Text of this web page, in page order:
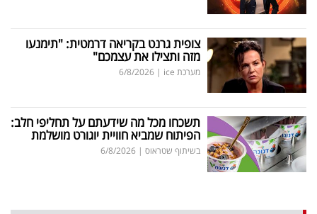
צופית גרנט בקריאה דרמטית: "תימנעו
מזה ותצילו את עצמכם"
מערכת ice |
6/8/2026
תשכחו מכל מה שידעתם על תחליפי חלב:
הפיתוח שמביא חוויית יוגורט מושלמת
בשיתוף שטראוס |
6/8/2026